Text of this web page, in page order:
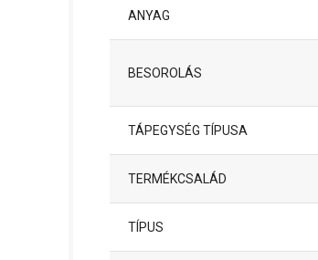
ANYAG
BESOROLÁS
TÁPEGYSÉG TÍPUSA
TERMÉKCSALÁD
TÍPUS